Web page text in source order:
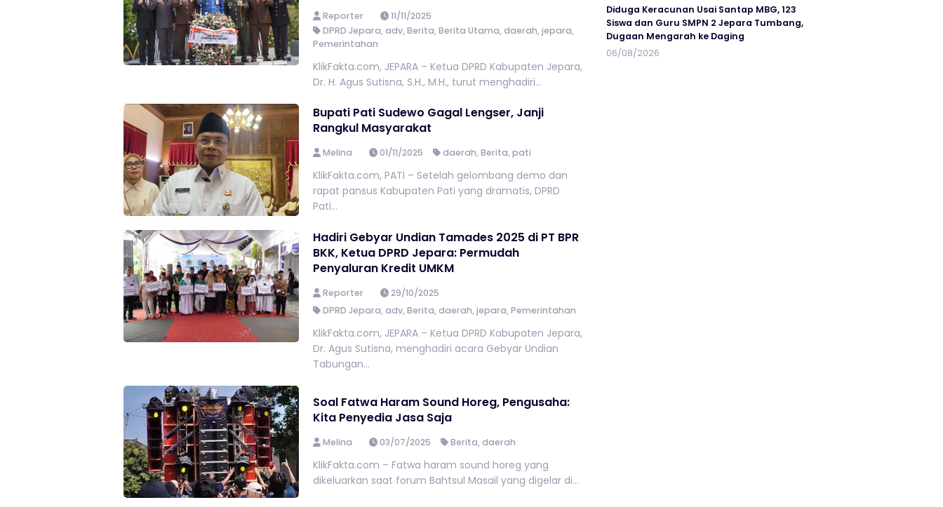
Reporter
11/11/2025
DPRD Jepara, adv, Berita, Berita Utama, daerah, jepara,
Pemerintahan
KlikFakta.com, JEPARA – Ketua DPRD Kabupaten Jepara,
Dr. H. Agus Sutisna, S.H., M.H., turut menghadiri...
Bupati Pati Sudewo Gagal Lengser, Janji
Rangkul Masyarakat
Melina 01/11/2025 daerah,Berita,pati
KlikFakta.com, PATI – Setelah gelombang demo dan
rapat pansus Kabupaten Pati yang dramatis, DPRD
Pati...
Hadiri Gebyar Undian Tamades 2025 di PT BPR
BKK, Ketua DPRD Jepara: Permudah
Penyaluran Kredit UMKM
Reporter
29/10/2025
DPRD Jepara, adv, Berita, daerah, jepara, Pemerintahan
KlikFakta.com, JEPARA – Ketua DPRD Kabupaten Jepara,
Dr. Agus Sutisna, menghadiri acara Gebyar Undian
Tabungan...
Soal Fatwa Haram Sound Horeg, Pengusaha:
Kita Penyedia Jasa Saja
Melina 03/07/2025 Berita,daerah
KlikFakta.com – Fatwa haram sound horeg yang
dikeluarkan saat forum Bahtsul Masail yang digelar di...
Diduga Keracunan Usai Santap MBG, 123
Siswa dan Guru SMPN 2 Jepara Tumbang,
Dugaan Mengarah ke Daging
06/08/2026